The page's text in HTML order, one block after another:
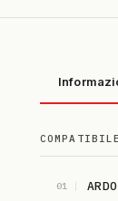
01 ARDO